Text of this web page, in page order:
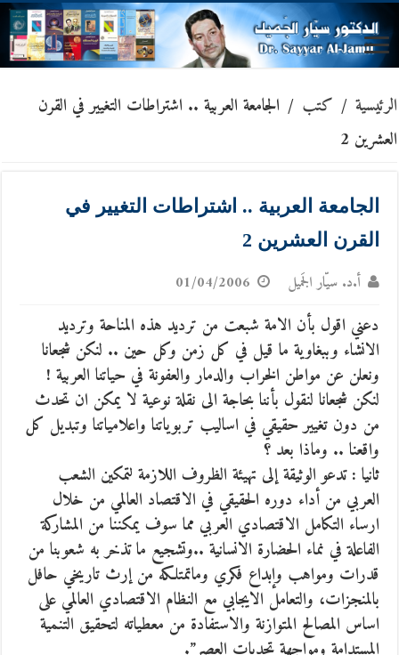
الرئيسية / كتب / الجامعة العربية .. اشتراطات التغيير في القرن
العشرين 2
الجامعة العربية .. اشتراطات التغيير في
القرن العشرين 2
أ.د. سيّار الجَميل 01/04/2006
دعني اقول بأن الامة شبعت من ترديد هذه المناحة وترديد
الانشاء وببغاوية ما قيل في كل زمن وكل حين .. لنكن شجعانا
ونعلن عن مواطن الخراب والدمار والعفونة في حياتنا العربية !
لنكن شجعانا لنقول بأننا بحاجة الى نقلة نوعية لا يمكن ان تحدث
من دون تغيير حقيقي في اساليب تربوياتنا واعلامياتنا وتبديل كل
واقعنا .. وماذا بعد ؟
ثانيا : تدعو الوثيقة إلى تهيئة الظروف اللازمة لتمكين الشعب
العربي من أداء دوره الحقيقي في الاقتصاد العالمي من خلال
ارساء التكامل الاقتصادي العربي مما سوف يمكننا من المشاركة
الفاعلة في نماء الحضارة الانسانية ..وتشجيع ما تذخر به شعوبنا من
قدرات ومواهب وإبداع فكري وماتمتلكه من إرث تاريخي حافل
بالمنجزات، والتعامل الايجابي مع النظام الاقتصادي العالمي على
اساس المصالح المتوازنة والاستفادة من معطياته لتحقيق التنمية